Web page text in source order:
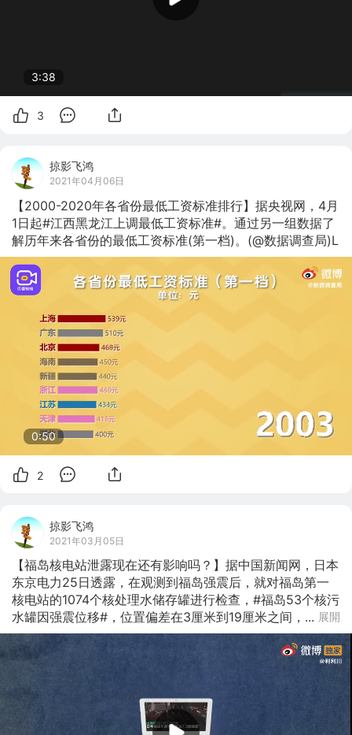
3:38
3
掠影飞鸿
2021年04月06日
【2000-2020年各省份最低工资标准排行】据央视网，4月
1日起#江西黑龙江上调最低工资标准#。通过另一组数据了
解历年来各省份的最低工资标准(第一档)。(@数据调查局)L
0:49
2
掠影飞鸿
2021年03月05日
【福岛核电站泄露现在还有影响吗？】据中国新闻网，日本
东京电力25日透露，在观测到福岛强震后，就对福岛第一
核电站的1074个核处理水储存罐进行检查，#福岛53个核污
水罐因强震位移#，位置偏差在3厘米到19厘米之间，... 展開